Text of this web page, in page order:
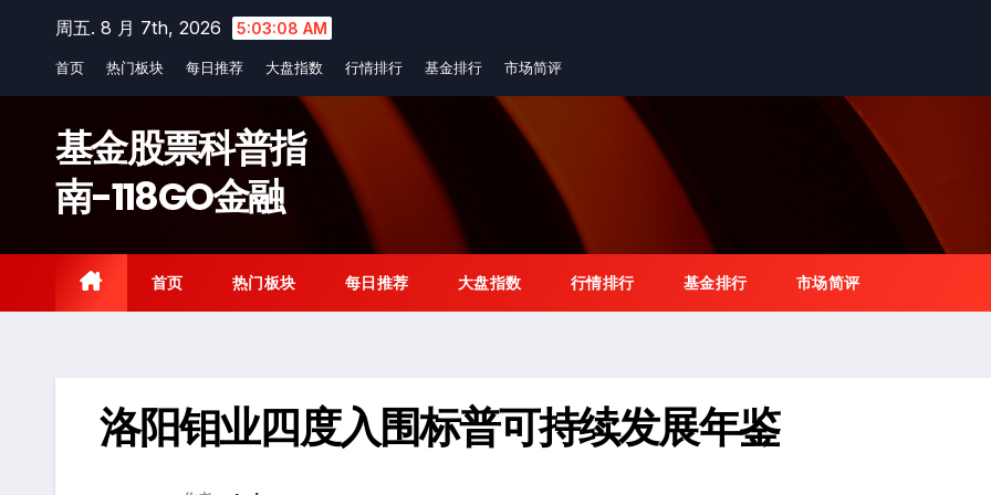
content
周五. 8 月 7th, 2026 5:03:08 AM
首页 热门板块 每日推荐 大盘指数 行情排行 基金排行 市场简评
基金股票科普指
南-118GO金融
首页 热门板块 每日推荐 大盘指数 行情排行 基金排行 市场简评
洛阳钼业四度入围标普可持续发展年鉴